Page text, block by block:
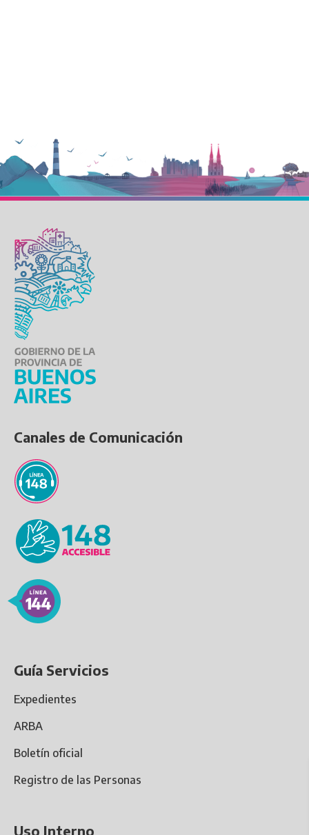
Canales de Comunicación
Guía Servicios
Expedientes
ARBA
Boletín oficial
Registro de las Personas
Uso Interno